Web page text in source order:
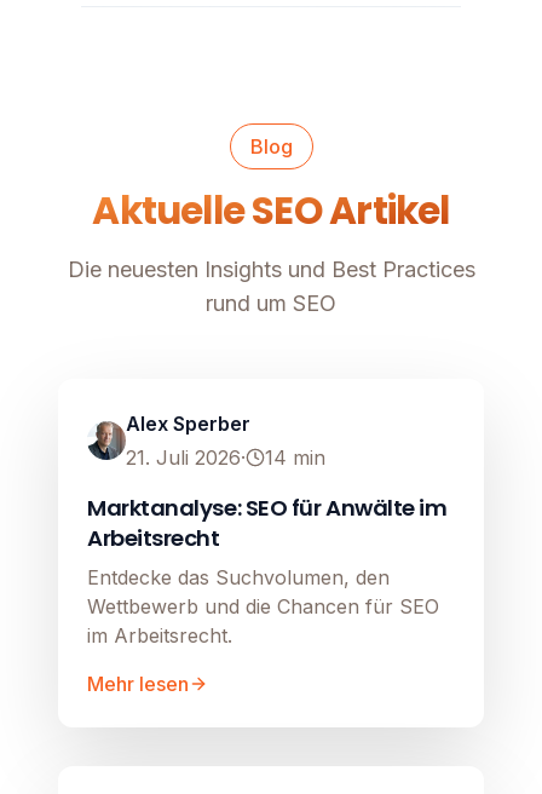
Blog
Aktuelle SEO Artikel
Die neuesten Insights und Best Practices
rund um SEO
Alex Sperber
21. Juli 2026· 14 min
Marktanalyse: SEO für Anwälte im
Arbeitsrecht
Entdecke das Suchvolumen, den
Wettbewerb und die Chancen für SEO
im Arbeitsrecht.
Mehr lesen